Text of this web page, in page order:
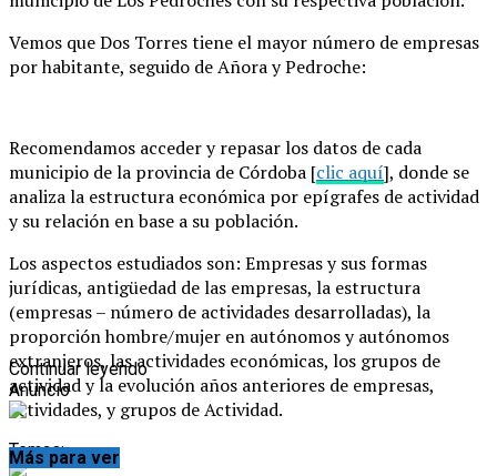
Vemos que Dos Torres tiene el mayor número de empresas
por habitante, seguido de Añora y Pedroche:
Recomendamos acceder y repasar los datos de cada
municipio de la provincia de Córdoba [clic aquí], donde se
analiza la estructura económica por epígrafes de actividad
y su relación en base a su población.
Los aspectos estudiados son: Empresas y sus formas
jurídicas, antigüedad de las empresas, la estructura
(empresas – número de actividades desarrolladas), la
proporción hombre/mujer en autónomos y autónomos
extranjeros, las actividades económicas, los grupos de
actividad y la evolución años anteriores de empresas,
actividades, y grupos de Actividad.
Temas:
Continuar leyendo
Anuncio
Más para ver